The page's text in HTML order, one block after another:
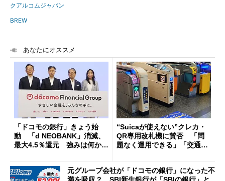
クアルコムジャパン
BREW
あなたにオススメ
「ドコモの銀行」きょう始
動 「d NEOBANK」消滅、
最大4.5％還元 強みは何か解
“Suicaが使えない”クレカ・
QR専用改札機に賛否 「問
題なく運用できる」「交通系I
元グループ会社が「ドコモの銀行」になった不